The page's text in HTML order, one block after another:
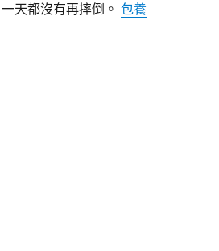
天都沒有再摔倒。包養